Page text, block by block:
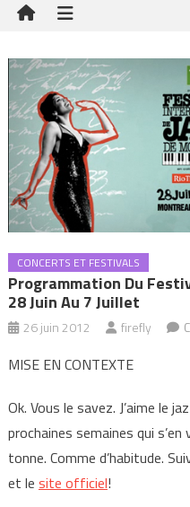
CONCERTS ET FESTIVALS
Programmation Du
28 Juin Au 7 Juillet
26 juin 2012 firefly
MISE EN CONTEXTE
Ok. Vous le savez. J’aime le
prochaines semaines qui
tonne. Comme d’habitude.
et le site officiel!